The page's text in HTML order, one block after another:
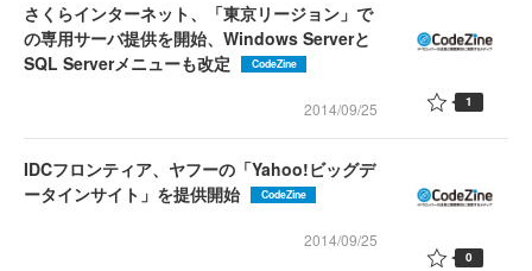
さくらインターネット、「東京リージョン」で
の専用サーバ提供を開始、Windows Serverと
SQL Serverメニューも改定
CodeZine
2014/09/25 1
IDCフロンティア、ヤフーの「Yahoo!ビッグデ
ータインサイト」を提供開始
CodeZine
2014/09/25
0